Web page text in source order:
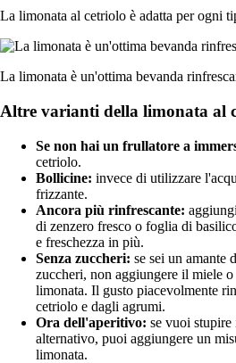
La limonata al cetriolo è adatta per ogni
La limonata è un'ottima bevanda
Altre varianti della limonata al
Se non hai un frullatore a
cetriolo.
Bollicine: invece di utilizzare
frizzante.
Ancora più rinfrescante:
di zenzero fresco o foglia di
e freschezza in più.
Senza zuccheri: se sei un amante
zuccheri, non aggiungere il miele
limonata. Il gusto piacevolmente
cetriolo e dagli agrumi.
Ora dell'aperitivo: se vuoi
alternativo, puoi aggiungere un
limonata.